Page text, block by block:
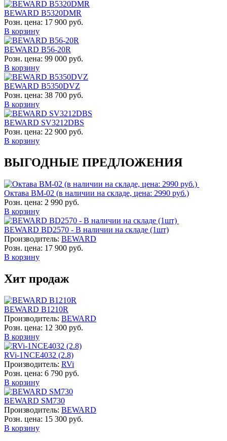
BEWARD B5320DMR
Розн. цена: 17 900 руб.
В корзину
BEWARD B56-20R
Розн. цена: 99 000 руб.
В корзину
BEWARD B5350DVZ
Розн. цена: 38 700 руб.
В корзину
BEWARD SV3212DBS
Розн. цена: 22 900 руб.
В корзину
ВЫГОДНЫЕ ПРЕДЛОЖЕНИЯ
Октава ВМ-02 (в наличии на складе, цена: 2990 руб.)
Розн. цена: 2 990 руб.
В корзину
BEWARD BD2570 - В наличии на складе (1шт)
Производитель: BEWARD
Розн. цена: 17 900 руб.
В корзину
Хит продаж
BEWARD B1210R
Производитель: BEWARD
Розн. цена: 12 300 руб.
В корзину
RVi-1NCE4032 (2.8)
Производитель: RVi
Розн. цена: 6 790 руб.
В корзину
BEWARD SM730
Производитель: BEWARD
Розн. цена: 15 300 руб.
В корзину